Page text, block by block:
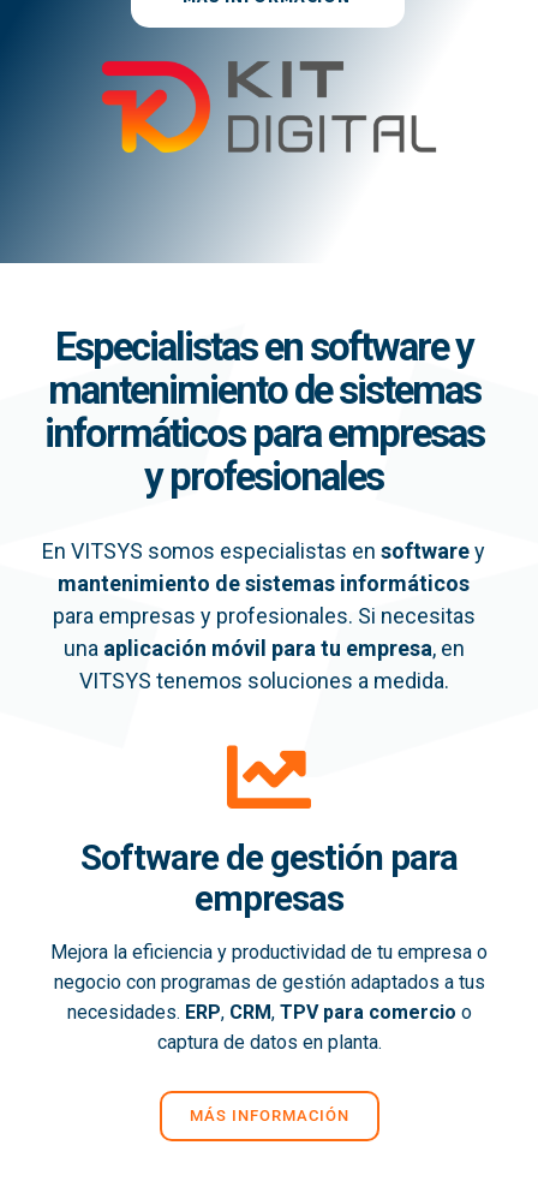
Especialistas en software y
mantenimiento de sistemas
informáticos para empresas
y profesionales
En VITSYS somos especialistas en softwarey
mantenimiento de sistemas informáticos
para empresas y profesionales. Si necesitas
una aplicación móvil para tu empresa, en
VITSYS tenemos soluciones a medida.
Software de gestión para
empresas
Mejora la eficiencia y productividad de tu empresa o
negocio con programas de gestión adaptados a tus
necesidades. ERP, CRM, TPV para comercio o
captura de datos en planta.
MÁS INFORMACIÓN